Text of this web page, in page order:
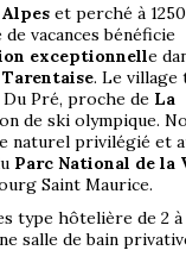
Alpes et perché à
vacances bénéficie
exceptionnelle
. Le village
Pré, proche de La
de ski olympique.
naturel privilégié et
Parc National de la
Saint Maurice.
type hôtelière de 2
salle de bain